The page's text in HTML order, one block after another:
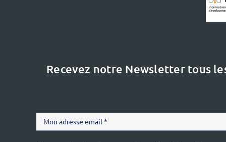
Recevez notre Newsletter tous